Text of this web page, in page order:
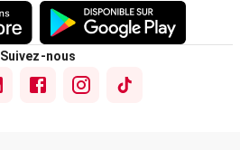
Suivez-nous